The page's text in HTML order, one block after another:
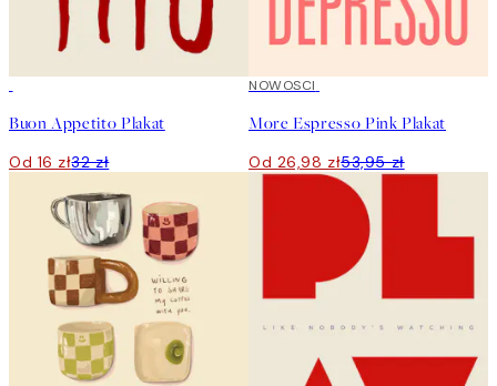
Buon Appetito Plakat
Od 16 zł32 zł
50%*
NOWOSCI
More Espresso Pink Plakat
Od 26,98 zł53,95 zł